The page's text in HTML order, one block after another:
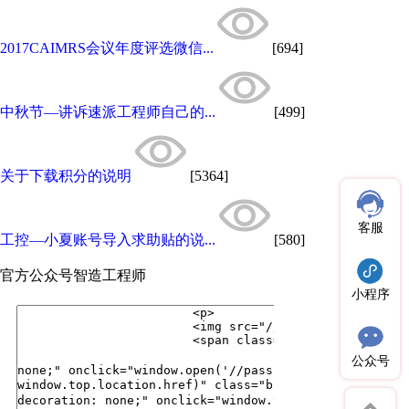
2017CAIMRS会议年度评选微信... [694]
中秋节—讲诉速派工程师自己的... [499]
关于下载积分的说明 [5364]
工控—小夏账号导入求助贴的说... [580]
官方公众号智造工程师
客服
小程序
公众号